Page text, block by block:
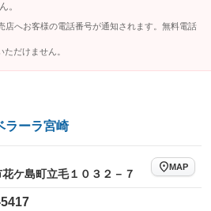
。
へお客様の電話番号が通知されます。無料電話
だけません。
ラーラ宮崎
ケ島町立毛１０３２－７
MAP